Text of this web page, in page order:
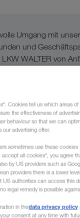
Umgang mit
und
WALTER von
Cookies tell us which areas of
the effectiveness of
behaviour so that we can
advertising offer.
sometimes use these
accept all cookies", you agree
by US providers such as
providers there is a lower
US authorities can access this
legal remedy is possible
in thedata privacy policy
consent at any time with